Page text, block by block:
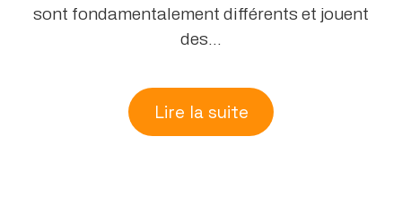
sont fondamentalement différents et jouent
des...
Lire la suite